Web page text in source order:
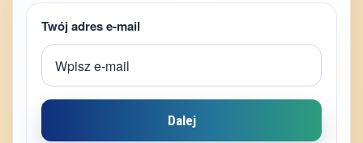
Twój adres e-mail
Dalej